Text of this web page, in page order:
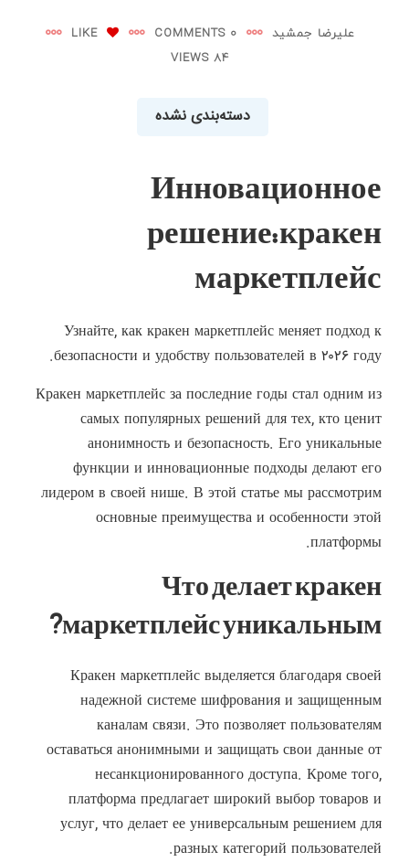
علیرضا جمشید 0 COMMENTS
LIKE
84 VIEWS
دسته‌بندی نشده
Инновационное
решение: кракен
маркетплейс
Узнайте, как кракен маркетплейс меняет подход к
безопасности и удобству пользователей в ۲۰۲۶ году.
Кракен маркетплейс за последние годы стал одним из
самых популярных решений для тех, кто ценит
анонимность и безопасность. Его уникальные
функции и инновационные подходы делают его
лидером в своей нише. В этой статье мы рассмотрим
основные преимущества и особенности этой
платформы.
Что делает кракен
маркетплейс уникальным?
Кракен маркетплейс выделяется благодаря своей
надежной системе шифрования и защищенным
каналам связи. Это позволяет пользователям
оставаться анонимными и защищать свои данные от
несанкционированного доступа. Кроме того,
платформа предлагает широкий выбор товаров и
услуг, что делает ее универсальным решением для
разных категорий пользователей.